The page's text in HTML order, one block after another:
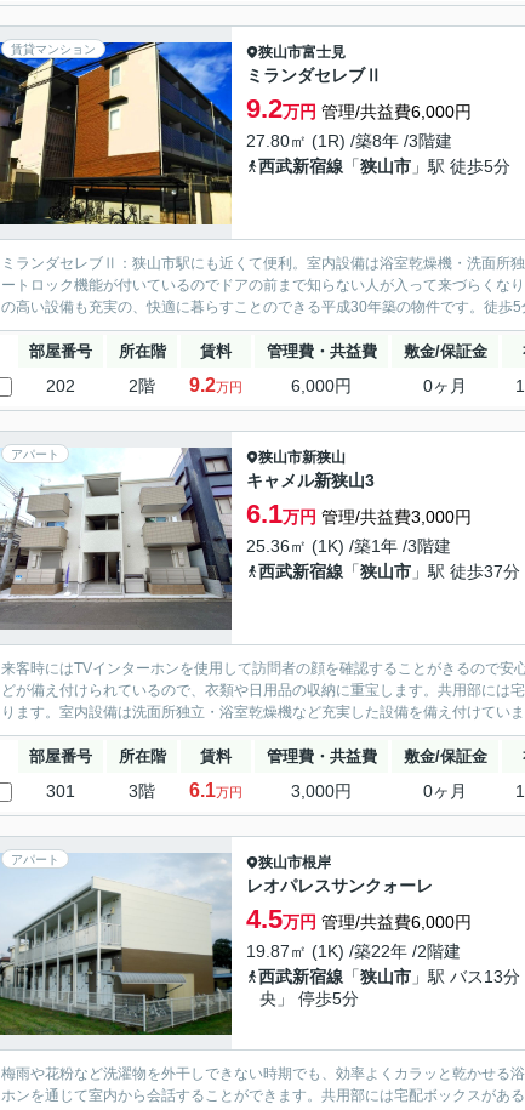
賃貸マンション 狭山市富士見
ミランダセレブⅡ
9.2万円 管理/共益費6,000円
27.80㎡ (1R) /築8年 /3階建
西武新宿線 「狭山市 」駅 徒歩5分
ミランダセレブⅡ：狭山市駅にも近くて便利。室内設備は浴室乾燥機・洗面所
ートロック機能が付いているのでドアの前まで知らない人が入って来づらくな
の高い設備も充実の、快適に暮らすことのできる平成30年築の物件です。徒歩
部屋番号 所在階 賃料 管理費・共益費 敷金/保証金
202 2階 9.2万円 6,000円 0ヶ月
アパート 狭山市新狭山
キャメル新狭山3
6.1万円 管理/共益費3,000円
25.36㎡ (1K) /築1年 /3階建
西武新宿線 「狭山市 」駅 徒歩37分
来客時にはTVインターホンを使用して訪問者の顔を確認することがきるので
どが備え付けられているので、衣類や日用品の収納に重宝します。共用部には
ります。室内設備は洗面所独立・浴室乾燥機など充実した設備を備え付けてい
部屋番号 所在階 賃料 管理費・共益費 敷金/保証金
301 3階 6.1万円 3,000円 0ヶ月
アパート 狭山市根岸
レオパレスサンクォーレ
4.5万円 管理/共益費6,000円
19.87㎡ (1K) /築22年 /2階建
西武新宿線 「狭山市 」駅 バス13
央」 停歩5分
梅雨や花粉など洗濯物を外干しできない時期でも、効率よくカラッと乾かせる
ホンを通じて室内から会話することができます。共用部には宅配ボックスがあ